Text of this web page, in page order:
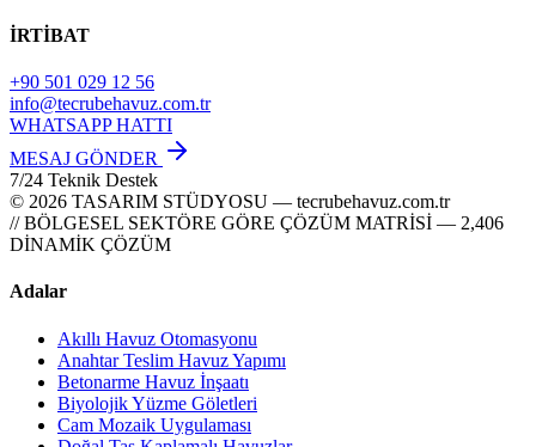
İRTİBAT
+90 501 029 12 56
info@tecrubehavuz.com.tr
WHATSAPP HATTI
MESAJ GÖNDER
7/24 Teknik Destek
© 2026 TASARIM STÜDYOSU — tecrubehavuz.com.tr
// BÖLGESEL SEKTÖRE GÖRE ÇÖZÜM MATRİSİ — 2,406
DİNAMİK ÇÖZÜM
Adalar
Akıllı Havuz Otomasyonu
Anahtar Teslim Havuz Yapımı
Betonarme Havuz İnşaatı
Biyolojik Yüzme Göletleri
Cam Mozaik Uygulaması